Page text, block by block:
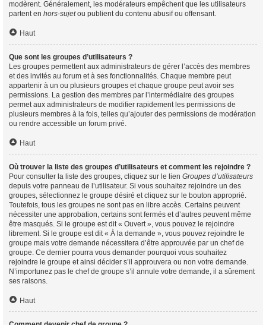
modèrent. Généralement, les modérateurs empêchent que les utilisateurs
partent en hors-sujetou publient du contenu abusif ou offensant.
Haut
Que sont les groupes d’utilisateurs ?
Les groupes permettent aux administrateurs de gérer l’accès des membres
et des invités au forum et à ses fonctionnalités. Chaque membre peut
appartenir à un ou plusieurs groupes et chaque groupe peut avoir ses
permissions. La gestion des membres par l’intermédiaire des groupes
permet aux administrateurs de modifier rapidement les permissions de
plusieurs membres à la fois, telles qu’ajouter des permissions de modération
ou rendre accessible un forum privé.
Haut
Où trouver la liste des groupes d’utilisateurs et comment les rejoindre ?
Pour consulter la liste des groupes, cliquez sur le lien Groupes d’utilisateurs
depuis votre panneau de l’utilisateur. Si vous souhaitez rejoindre un des
groupes, sélectionnez le groupe désiré et cliquez sur le bouton approprié.
Toutefois, tous les groupes ne sont pas en libre accès. Certains peuvent
nécessiter une approbation, certains sont fermés et d’autres peuvent même
être masqués. Si le groupe est dit « Ouvert », vous pouvez le rejoindre
librement. Si le groupe est dit « À la demande », vous pouvez rejoindre le
groupe mais votre demande nécessitera d’être approuvée par un chef de
groupe. Ce dernier pourra vous demander pourquoi vous souhaitez
rejoindre le groupe et ainsi décider s’il approuvera ou non votre demande.
N’importunez pas le chef de groupe s’il annule votre demande, il a sûrement
ses raisons.
Haut